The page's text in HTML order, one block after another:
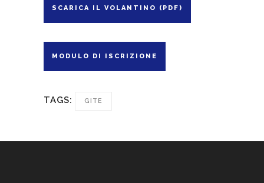
SCARICA IL VOLANTINO (PDF)
MODULO DI ISCRIZIONE
TAGS: GITE